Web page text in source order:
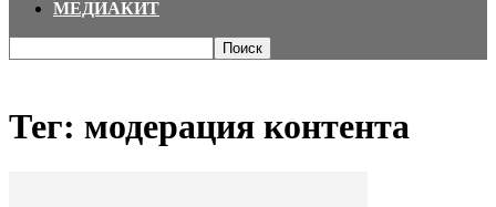
МЕДИАКИТ
Тег: модерация контента